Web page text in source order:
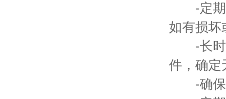
-定期
如有损坏
-长时
件，确定
-确保